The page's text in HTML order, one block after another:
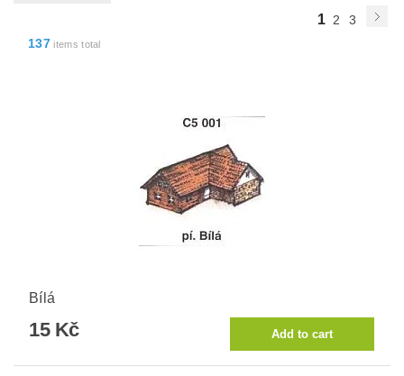
1 2
3
137 items total
Bílá
15 Kč